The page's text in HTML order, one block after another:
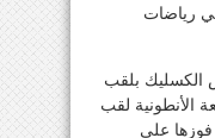
في رياضات
الكسليك بلقب
الأنطونية لقب
فوزها على